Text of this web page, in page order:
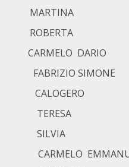
MARTINA
DARIO
SIMONE
CALOGERO
TERESA
SILVIA